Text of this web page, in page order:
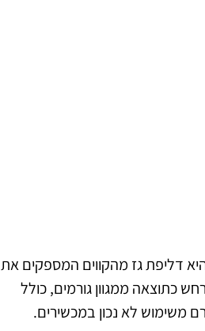
דליפת גז מהקווים המספקים את
כתוצאה ממגוון גורמים, כולל
משימוש לא נכון במכשירים.